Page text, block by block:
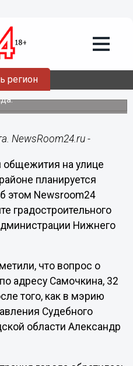
регион
дома на
суд
многоэтажку для
NewsRoom24.ru -
на улице
планируется
этом Newsroom24
градостроительного
Нижнего
что вопрос о
адресу Самочкина, 32
того, как в мэрию
Судебного
области Александр